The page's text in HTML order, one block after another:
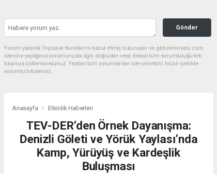
Gönder
Yorum yazarak Topluluk Kuralları’nı kabul etmiş bulunuyor ve gebzeninsesi.com
sitesine yaptığınız yorumunuzla ilgili doğrudan veya dolaylı tüm sorumluluğu tek
başınıza üstleniyorsunuz. Yazılan tüm yorumlardan site yönetimi hiçbir şekilde
sorumlu tutulamaz.
Anasayfa Etkinlik Haberleri
TEV-DER’den Örnek Dayanışma:
Denizli Göleti ve Yörük Yaylası’nda
Kamp, Yürüyüş ve Kardeşlik
Buluşması